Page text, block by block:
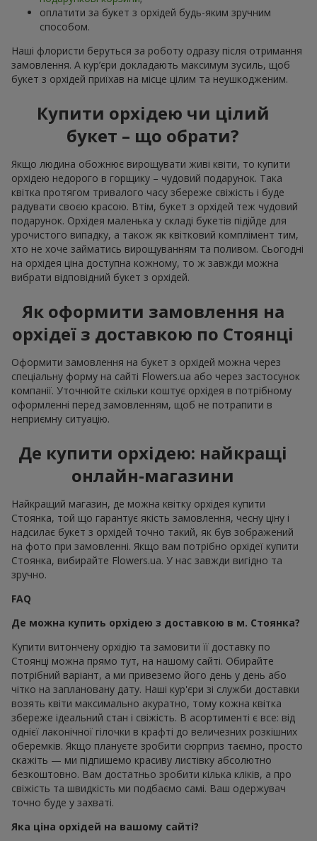
оплатити за букет з орхідей будь-яким зручним
способом.
Наші флористи беруться за роботу одразу після отримання
замовлення. А кур’єри докладають максимум зусиль, щоб
букет з орхідей приїхав на місце цілим та неушкодженим.
Купити орхідею чи цілий
букет – що обрати?
Якщо людина обожнює вирощувати живі квіти, то купити
орхідею недорого в горщику – чудовий подарунок. Така
квітка протягом тривалого часу збереже свіжість і буде
радувати своєю красою. Втім, букет з орхідей теж чудовий
подарунок. Орхідея маленька у складі букетів підійде для
урочистого випадку, а також як квітковий комплімент тим,
хто не хоче займатись вирощуванням та поливом. Сьогодні
на орхідея ціна доступна кожному, то ж завжди можна
вибрати відповідний букет з орхідей.
Як оформити замовлення на
орхідеї з доставкою по Стоянці
Оформити замовлення на букет з орхідей можна через
спеціальну форму на сайті Flowers.ua або через застосунок
компанії. Уточнюйте скільки коштує орхідея в потрібному
оформленні перед замовленням, щоб не потрапити в
неприємну ситуацію.
Де купити орхідею: найкращі
онлайн-магазини
Найкращий магазин, де можна квітку орхідея купити
Стоянка, той що гарантує якість замовлення, чесну ціну і
надсилає букет з орхідей точно такий, як був зображений
на фото при замовленні. Якщо вам потрібно орхідеї купити
Стоянка, вибирайте Flowers.ua. У нас завжди вигідно та
зручно.
FAQ
Де можна купить орхідею з доставкою в м. Стоянка?
Купити витончену орхідію та замовити її доставку по
Стоянці можна прямо тут, на нашому сайті. Обирайте
потрібний варіант, а ми привеземо його день у день або
чітко на заплановану дату. Наші кур'єри зі служби доставки
возять квіти максимально акуратно, тому кожна квітка
збереже ідеальний стан і свіжість. В асортименті є все: від
однієї лаконічної гілочки в крафті до величезних розкішних
оберемків. Якщо плануєте зробити сюрприз таємно, просто
скажіть — ми підпишемо красиву листівку абсолютно
безкоштовно. Вам достатньо зробити кілька кліків, а про
свіжість та швидкість ми подбаємо самі. Ваш одержувач
точно буде у захваті.
Яка ціна орхідей на вашому сайті?